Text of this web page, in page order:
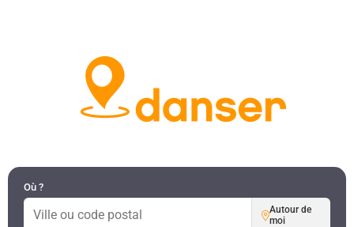
Où ?
Autour de
moi